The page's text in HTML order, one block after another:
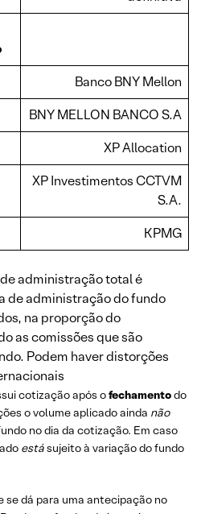
Banco BNY Mellon
BNY MELLON BANCO S.A
XP Allocation
XP Investimentos CCTVM
S.A.
KPMG
administração total é
de administração do fundo
na proporção do
as comissões que são
Podem haver distorções
cotização após ofechamentodo
o volume aplicado ainda não
no dia da cotização. Em caso
estásujeito à variação do fundo
se dá para uma antecipação no